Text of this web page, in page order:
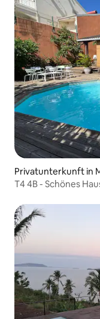
Privatunterkunft in
T4 4B - Schönes